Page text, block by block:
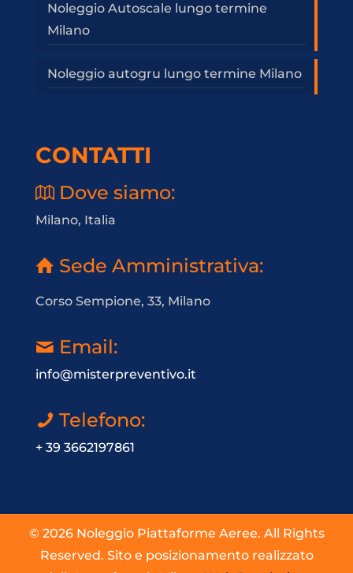
Noleggio Autoscale lungo termine
Milano
Noleggio autogru lungo termine Milano
CONTATTI
Dove siamo:
Milano, Italia
Sede Amministrativa:
Corso Sempione, 33, Milano
Email:
info@misterpreventivo.it
Telefono:
+ 39 3662197861
© 2026 Noleggio Piattaforme Aeree. All Rights
Reserved. Sito e posizionamento realizzato